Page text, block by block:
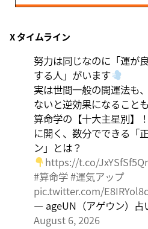
大きくエネルギーを放出する日
X タイムライン
努力は同じなのに「運が
する人」がいます
実は世間一般の開運法も
ないと逆効果になること
算命学の【十大主星別】
に開く、数分でできる「
ン」とは？
https://t.co/
#算命学#運気アップ
pic.twitter.com/
— ageUN（アゲウン）占
August 6, 2026